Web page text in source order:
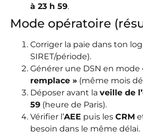
à 23 h 59.
Mode opératoire
Corriger la paie dans ton
SIRET/période).
Générer une DSN en mode
remplace » (même mois
Déposer avant la veille de
59 (heure de Paris).
Vérifier l’AEE puis les CRM
besoin dans le même délai.